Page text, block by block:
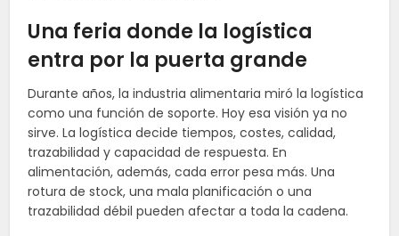
Una feria donde la logística
entra por la puerta grande
Durante años, la industria alimentaria miró la logística
como una función de soporte. Hoy esa visión ya no
sirve. La logística decide tiempos, costes, calidad,
trazabilidad y capacidad de respuesta. En
alimentación, además, cada error pesa más. Una
rotura de stock, una mala planificación o una
trazabilidad débil pueden afectar a toda la cadena.